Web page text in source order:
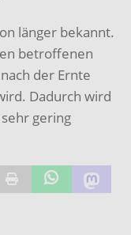
länger bekannt.
betroffenen
der Ernte
Dadurch wird
gering